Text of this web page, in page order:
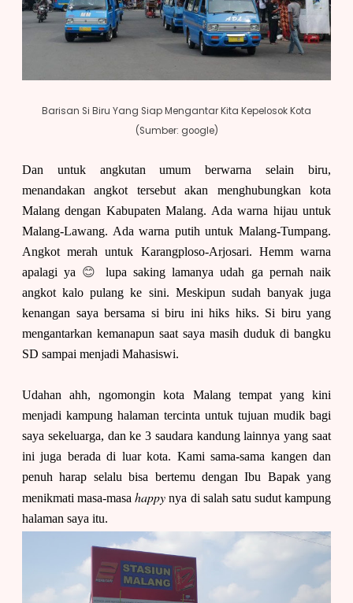
Barisan Si Biru Yang Siap Mengantar Kita Kepelosok Kota
(Sumber: google)
Dan untuk angkutan umum berwarna selain biru,
menandakan angkot tersebut akan menghubungkan kota
Malang dengan Kabupaten Malang. Ada warna hijau untuk
Malang-Lawang. Ada warna putih untuk Malang-Tumpang.
Angkot merah untuk Karangploso-Arjosari. Hemm warna
apalagi ya 😊
lupa saking lamanya udah ga pernah naik
angkot kalo pulang ke sini. Meskipun sudah banyak juga
kenangan saya bersama si biru ini hiks hiks. Si biru yang
mengantarkan kemanapun saat saya masih duduk di bangku
SD sampai menjadi Mahasiswi.
Udahan ahh, ngomongin kota Malang tempat yang kini
menjadi kampung halaman tercinta untuk tujuan mudik bagi
saya sekeluarga, dan ke 3 saudara kandung lainnya yang saat
ini juga berada di luar kota. Kami sama-sama kangen dan
penuh harap selalu bisa bertemu dengan Ibu Bapak yang
menikmati masa-masahappy nya di salah satu sudut kampung
halaman saya itu.